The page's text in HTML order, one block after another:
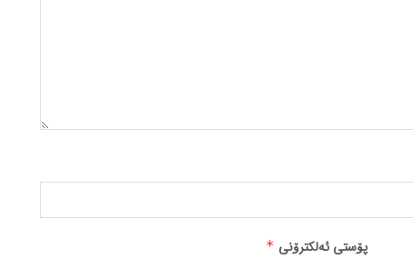
پۆستی ئەلکترۆنی *